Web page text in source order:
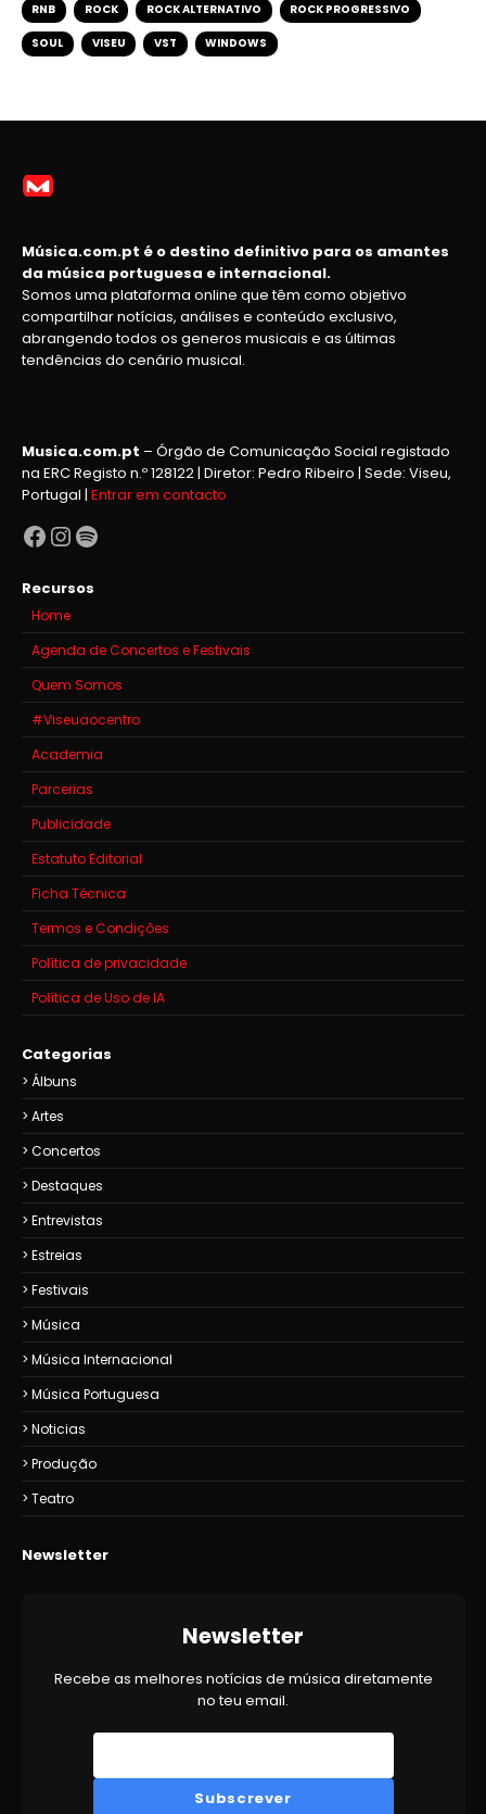
RNB ROCK ROCK ALTERNATIVO ROCK PROGRESSIVO
SOUL VISEU VST WINDOWS
Música.com.pt é o destino definitivo para os amantes
da música portuguesa e internacional.
Somos uma plataforma online que têm como objetivo
compartilhar notícias, análises e conteúdo exclusivo,
abrangendo todos os generos musicais e as últimas
tendências do cenário musical.
Musica.com.pt – Órgão de Comunicação Social registado
na ERC Registo n.º 128122 | Diretor: Pedro Ribeiro | Sede: Viseu,
Portugal | Entrar em contacto
Facebook
Instagram
Spotify
Recursos
Home
Agenda de Concertos e Festivais
Quem Somos
#Viseuaocentro
Academia
Parcerias
Publicidade
Estatuto Editorial
Ficha Técnica
Termos e Condições
Política de privacidade
Política de Uso de IA
Categorias
Álbuns
Artes
Concertos
Destaques
Entrevistas
Estreias
Festivais
Música
Música Internacional
Música Portuguesa
Noticias
Produção
Teatro
Newsletter
Newsletter
Recebe as melhores notícias de música diretamente
no teu email.
Subscrever